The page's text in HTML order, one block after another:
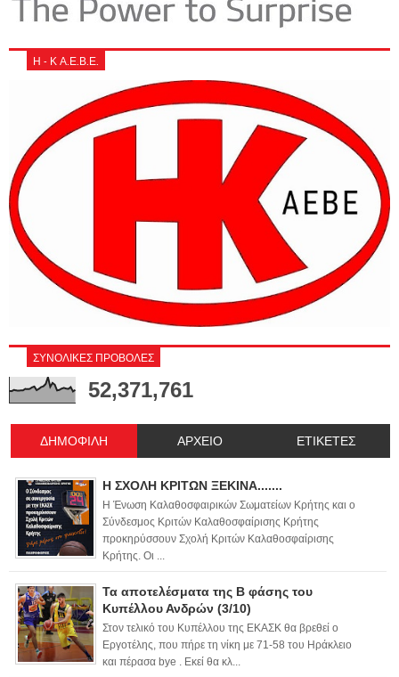
Η - Κ Α.Ε.Β.Ε.
ΣΥΝΟΛΙΚΕΣ ΠΡΟΒΟΛΕΣ
52,371,761
ΔΗΜΟΦΙΛΗ ΑΡΧΕΙΟ ΕΤΙΚΕΤΕΣ
Η ΣΧΟΛΗ ΚΡΙΤΩΝ ΞΕΚΙΝΑ.......
Η Ένωση Καλαθοσφαιρικών Σωματείων Κρήτης και ο
Σύνδεσμος Κριτών Καλαθοσφαίρισης Κρήτης
προκηρύσσουν Σχολή Κριτών Καλαθοσφαίρισης
Κρήτης. Οι ...
Τα αποτελέσματα της Β φάσης του
Κυπέλλου Ανδρών (3/10)
Στον τελικό του Κυπέλλου της ΕΚΑΣΚ θα βρεθεί ο
Εργοτέλης, που πήρε τη νίκη με 71-58 του Ηράκλειο
και πέρασα bye . Εκεί θα κλ...